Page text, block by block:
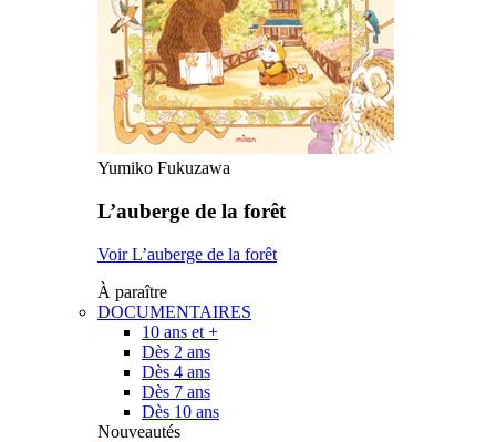
Yumiko Fukuzawa
L’auberge de la forêt
Voir L’auberge de la forêt
À paraître
DOCUMENTAIRES
10 ans et +
Dès 2 ans
Dès 4 ans
Dès 7 ans
Dès 10 ans
Nouveautés